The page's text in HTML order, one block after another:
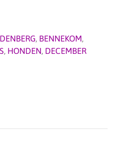
, BENNEKOM,
, HONDEN, DECEMBER